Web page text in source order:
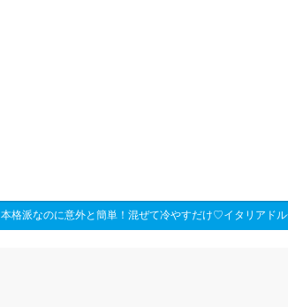
本格派なのに意外と簡単！混ぜて冷やすだけ♡イタリアド